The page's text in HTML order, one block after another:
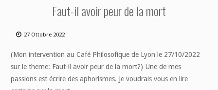
Faut-il avoir peur de la mort
27 Ottobre 2022
(Mon intervention au Café Philosofique de Lyon le 27/10/2022
sur le theme: Faut-il avoir peur de la mort?) Une de mes
passions est écrire des aphorismes. Je voudrais vous en lire